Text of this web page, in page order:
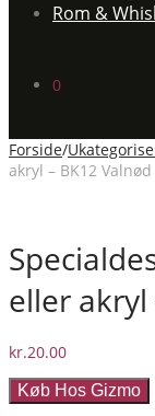
Rom &
0
Forside/
akryl – BK12 Valnød
eller akryl
kr.20.00
Køb Hos Gizmo